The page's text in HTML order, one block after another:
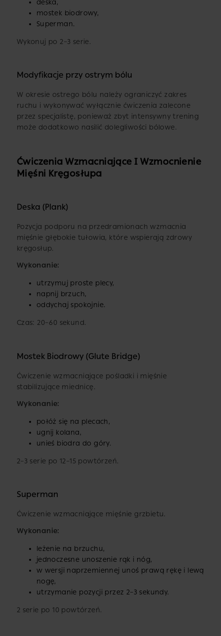
deska,
mostek biodrowy,
Superman.
Wykonuj po 2–3 serie.
Modyfikacje przy ostrym bólu
W okresie ostrego bólu należy ograniczyć zakres
ruchu i wykonywać wyłącznie ćwiczenia zalecone
przez specjalistę, ponieważ zbyt intensywny trening
może dodatkowo nasilić dolegliwości bólowe.
Ćwiczenia Wzmacniające I Wzmocnienie
Mięśni Kręgosłupa
Deska (Plank)
Pozycja podporu na przedramionach wzmacnia
mięśnie głębokie tułowia, które wspierają zdrowy
kręgosłup.
Wykonanie:
utrzymuj proste plecy,
napnij brzuch,
oddychaj spokojnie.
Czas: 20–60 sekund.
Mostek Biodrowy (Glute Bridge)
Ćwiczenie wzmacniające pośladki i mięśnie
stabilizujące miednicę.
Wykonanie:
połóż się na plecach,
ugnij kolana,
unieś biodra do góry.
2–3 serie po 12–15 powtórzeń.
Superman
Ćwiczenie wzmacniające mięśnie grzbietu.
Wykonanie:
leżenie na brzuchu,
jednoczesne unoszenie rąk i nóg,
w wersji naprzemiennej unoś prawą rękę i lewą
nogę,
utrzymanie pozycji przez 2–3 sekundy.
2 serie po 10 powtórzeń.